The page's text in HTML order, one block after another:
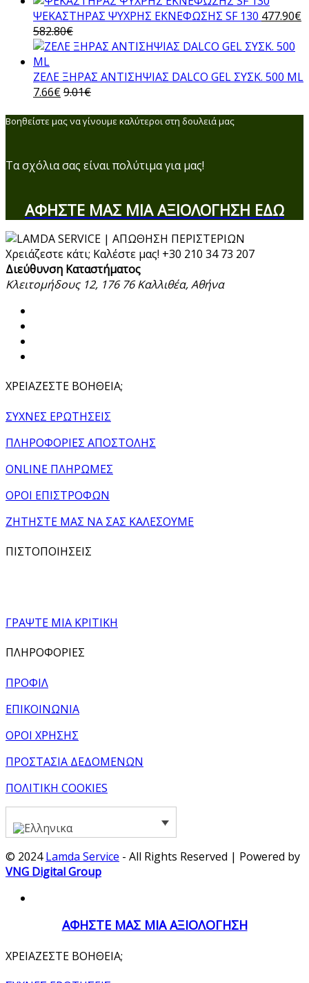
ΨΕΚΑΣΤΗΡΑΣ ΨΥΧΡΗΣ ΕΚΝΕΦΩΣΗΣ SF 130 477.90€
582.80€
ΖΕΛΕ ΞΗΡΑΣ ΑΝΤΙΣΗΨΙΑΣ DALCO GEL ΣΥΣΚ. 500 ML
7.66€9.01€
Βοηθείστε μας να γίνουμε καλύτεροι στη δουλειά μας
Τα σχόλια σας είναι πολύτιμα για μας!
ΑΦΗΣΤΕ ΜΑΣ ΜΙΑ ΑΞΙΟΛΟΓΗΣΗ ΕΔΩ
Χρειάζεστε κάτι; Καλέστε μας! +30 210 34 73 207
Διεύθυνση Καταστήματος
Κλειτομήδους 12, 176 76 Καλλιθέα, Αθήνα
ΧΡΕΙΑΖΕΣΤΕ ΒΟΗΘΕΙΑ;
ΣΥΧΝΕΣ ΕΡΩΤΗΣΕΙΣ
ΠΛΗΡΟΦΟΡΙΕΣ ΑΠΟΣΤΟΛΗΣ
ONLINE ΠΛΗΡΩΜΕΣ
ΟΡΟΙ ΕΠΙΣΤΡΟΦΩΝ
ΖΗΤΗΣΤΕ ΜΑΣ ΝΑ ΣΑΣ ΚΑΛΕΣΟΥΜΕ
ΠΙΣΤΟΠΟΙΗΣΕΙΣ
ΓΡΑΨΤΕ ΜΙΑ ΚΡΙΤΙΚΗ
ΠΛΗΡΟΦΟΡΙΕΣ
ΠΡΟΦΙΛ
ΕΠΙΚΟΙΝΩΝΙΑ
ΟΡΟΙ ΧΡΗΣΗΣ
ΠΡΟΣΤΑΣΙΑ ΔΕΔΟΜΕΝΩΝ
ΠΟΛΙΤΙΚΗ COOKIES
© 2024Lamda Service - All Rights Reserved | Powered by
VNG Digital Group
ΑΦΗΣΤΕ ΜΑΣ ΜΙΑ ΑΞΙΟΛΟΓΗΣΗ
ΧΡΕΙΑΖΕΣΤΕ ΒΟΗΘΕΙΑ;